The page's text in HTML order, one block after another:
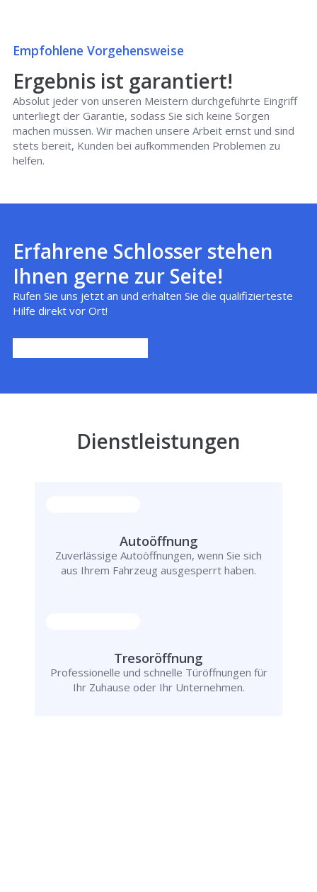
Empfohlene Vorgehensweise
Ergebnis ist garantiert!
Absolut jeder von unseren Meistern durchgeführte Eingriff
unterliegt der Garantie, sodass Sie sich keine Sorgen
machen müssen. Wir machen unsere Arbeit ernst und sind
stets bereit, Kunden bei aufkommenden Problemen zu
helfen.
Erfahrene Schlosser stehen
Ihnen gerne zur Seite!
Rufen Sie uns jetzt an und erhalten Sie die qualifizierteste
Hilfe direkt vor Ort!
Dienstleistungen
Autoöffnung
Zuverlässige Autoöffnungen, wenn Sie sich
aus Ihrem Fahrzeug ausgesperrt haben.
Tresoröffnung
Professionelle und schnelle Türöffnungen für
Ihr Zuhause oder Ihr Unternehmen.